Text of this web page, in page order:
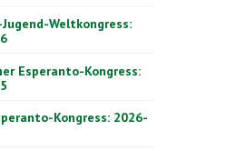
Weltkongress:
Esperanto-Kongress:
Kongress: 2026-